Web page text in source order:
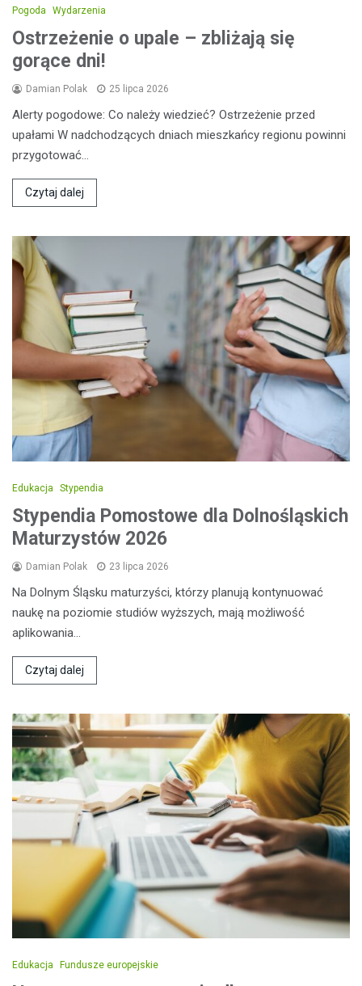
Pogoda Wydarzenia
Ostrzeżenie o upale – zbliżają się
gorące dni!
Damian Polak 25 lipca 2026
Alerty pogodowe: Co należy wiedzieć? Ostrzeżenie przed
upałami W nadchodzących dniach mieszkańcy regionu powinni
przygotować…
Czytaj dalej
Edukacja Stypendia
Stypendia Pomostowe dla Dolnośląskich
Maturzystów 2026
Damian Polak 23 lipca 2026
Na Dolnym Śląsku maturzyści, którzy planują kontynuować
naukę na poziomie studiów wyższych, mają możliwość
aplikowania…
Czytaj dalej
Edukacja Fundusze europejskie